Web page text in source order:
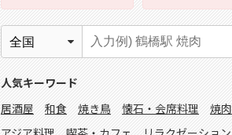
人気キーワード
居酒屋
和食 焼き鳥 懐石・会席料理 焼肉